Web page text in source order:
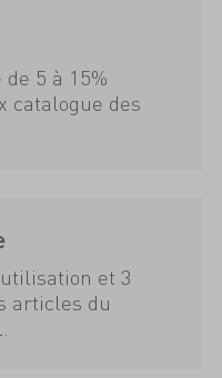
5 à 15%
catalogue des
et 3
articles du